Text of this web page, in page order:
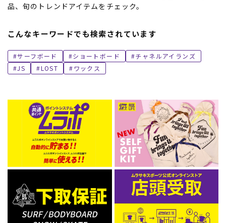
品、旬のトレンドアイテムをチェック。
こんなキーワードでも検索されています
サーフボード ショートボード
チャネルアイランズ
JS
LOST ワックス